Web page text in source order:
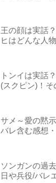
王の顔は実話
ヒはどんな人
トンイは実話
(スクピン)！そ
サメ～愛の黙
バレ含む感想
ソンガンの過
日や兵役/バレ